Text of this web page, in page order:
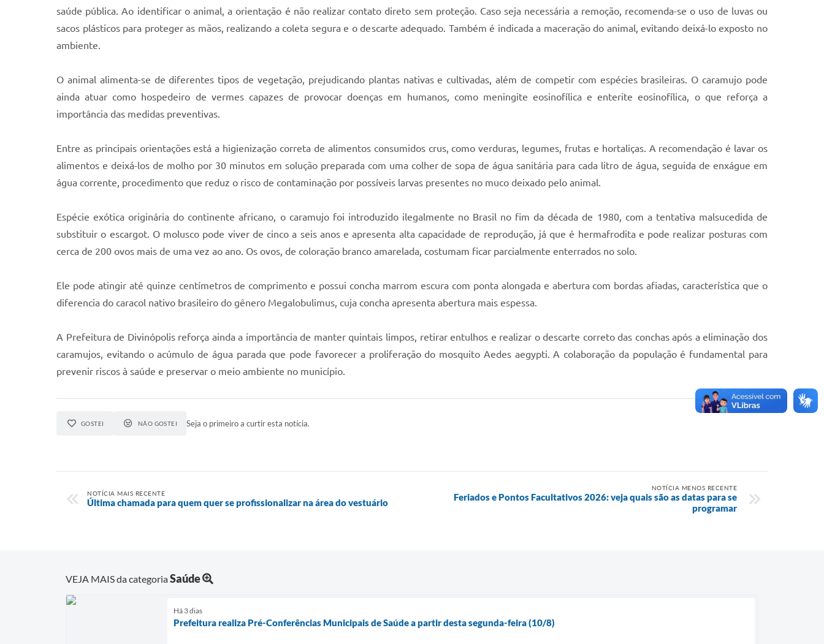
saúde pública. Ao identificar o animal, a orientação é não realizar contato direto sem proteção. Caso seja necessária a remoção, recomenda-se o uso de luvas ou
sacos plásticos para proteger as mãos, realizando a coleta segura e o descarte adequado. Também é indicada a maceração do animal, evitando deixá-lo exposto no
ambiente.
O animal alimenta-se de diferentes tipos de vegetação, prejudicando plantas nativas e cultivadas, além de competir com espécies brasileiras. O caramujo pode
ainda atuar como hospedeiro de vermes capazes de provocar doenças em humanos, como meningite eosinofílica e enterite eosinofílica, o que reforça a
importância das medidas preventivas.
Entre as principais orientações está a higienização correta de alimentos consumidos crus, como verduras, legumes, frutas e hortaliças. A recomendação é lavar os
alimentos e deixá-los de molho por 30 minutos em solução preparada com uma colher de sopa de água sanitária para cada litro de água, seguida de enxágue em
água corrente, procedimento que reduz o risco de contaminação por possíveis larvas presentes no muco deixado pelo animal.
Espécie exótica originária do continente africano, o caramujo foi introduzido ilegalmente no Brasil no fim da década de 1980, com a tentativa malsucedida de
substituir o escargot. O molusco pode viver de cinco a seis anos e apresenta alta capacidade de reprodução, já que é hermafrodita e pode realizar posturas com
cerca de 200 ovos mais de uma vez ao ano. Os ovos, de coloração branco amarelada, costumam ficar parcialmente enterrados no solo.
Ele pode atingir até quinze centímetros de comprimento e possui concha marrom escura com ponta alongada e abertura com bordas afiadas, característica que o
diferencia do caracol nativo brasileiro do gênero Megalobulimus, cuja concha apresenta abertura mais espessa.
A Prefeitura de Divinópolis reforça ainda a importância de manter quintais limpos, retirar entulhos e realizar o descarte correto das conchas após a eliminação dos
caramujos, evitando o acúmulo de água parada que pode favorecer a proliferação do mosquito Aedes aegypti. A colaboração da população é fundamental para
prevenir riscos à saúde e preservar o meio ambiente no município.
GOSTEI NÃO GOSTEI Seja o primeiro a curtir esta notícia.
NOTÍCIA MAIS RECENTE
Última chamada para quem quer se profissionalizar na área do vestuário
NOTÍCIA MENOS RECENTE
Feriados e Pontos Facultativos 2026: veja quais são as datas para se
programar
VEJA MAIS da categoriaSaúde
Há 3 dias
Prefeitura realiza Pré-Conferências Municipais de Saúde a partir desta segunda-feira (10/8)